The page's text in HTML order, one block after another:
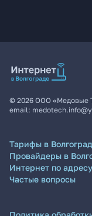
© 2026 ООО «Медовые
email:
Тарифы в
Провайдеры в
Интернет по
Частые вопросы